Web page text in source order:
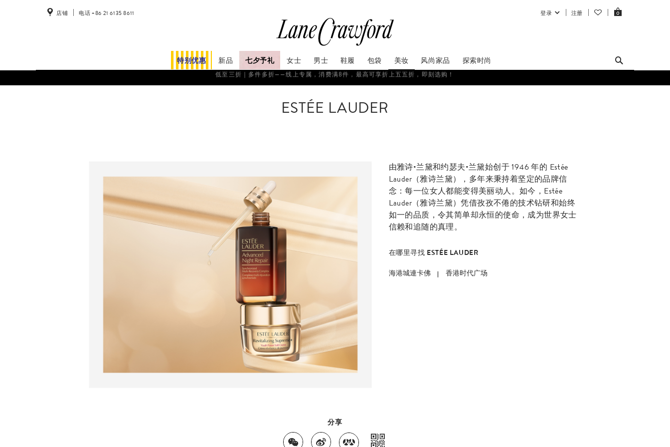
登录 注册 0
店铺 电话 +86 21 6135 8611
特别优惠 新品 七夕予礼 女士 男士 鞋履 包袋 美妆 风尚家品 探索时尚
谢霆锋｜EVOLUTION联名七夕限定礼盒 全新上线，即刻选购！
ESTÉE LAUDER
由雅诗•兰黛和约瑟夫•兰黛始创于 1946 年的 Estée
Lauder（雅诗兰黛），多年来秉持着坚定的品牌信
念：每一位女人都能变得美丽动人。如今，Estée
Lauder（雅诗兰黛）凭借孜孜不倦的技术钻研和始终
如一的品质，令其简单却永恒的使命，成为世界女士
信赖和追随的真理。
在哪里寻找 ESTÉE LAUDER
海港城連卡佛 香港时代广场
分享